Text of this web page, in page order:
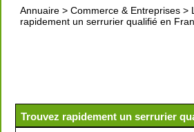
Annuaire > Commerce & Entreprises >
rapidement un serrurier qualifié en
Trouvez rapidement un serrurier